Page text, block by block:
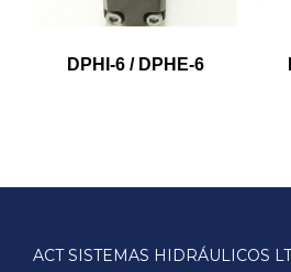
DPHI-6 / DPHE-6
ACT SISTEMAS HIDRÁULICOS